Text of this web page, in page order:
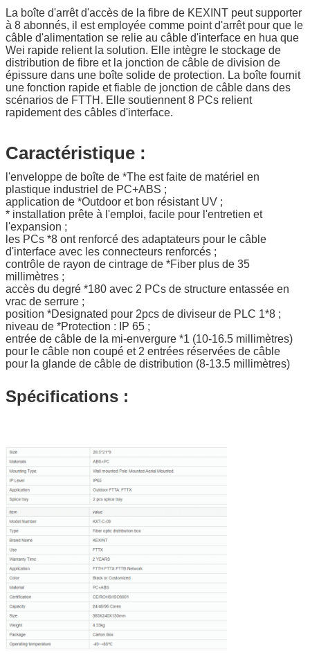
La boîte d'arrêt d'accès de la fibre de KEXINT peut supporter
à 8 abonnés, il est employée comme point d'arrêt pour que le
câble d'alimentation se relie au câble d'interface en hua que
Wei rapide relient la solution. Elle intègre le stockage de
distribution de fibre et la jonction de câble de division de
épissure dans une boîte solide de protection. La boîte fournit
une fonction rapide et fiable de jonction de câble dans des
scénarios de FTTH. Elle soutiennent 8 PCs relient
rapidement des câbles d'interface.
Caractéristique :
l'enveloppe de boîte de *The est faite de matériel en
plastique industriel de PC+ABS ;
application de *Outdoor et bon résistant UV ;
* installation prête à l'emploi, facile pour l'entretien et
l'expansion ;
les PCs *8 ont renforcé des adaptateurs pour le câble
d'interface avec les connecteurs renforcés ;
contrôle de rayon de cintrage de *Fiber plus de 35
millimètres ;
accès du degré *180 avec 2 PCs de structure entassée en
vrac de serrure ;
position *Designated pour 2pcs de diviseur de PLC 1*8 ;
niveau de *Protection : IP 65 ;
entrée de câble de la mi-envergure *1 (10-16.5 millimètres)
pour le câble non coupé et 2 entrées réservées de câble
pour la glande de câble de distribution (8-13.5 millimètres)
Spécifications :